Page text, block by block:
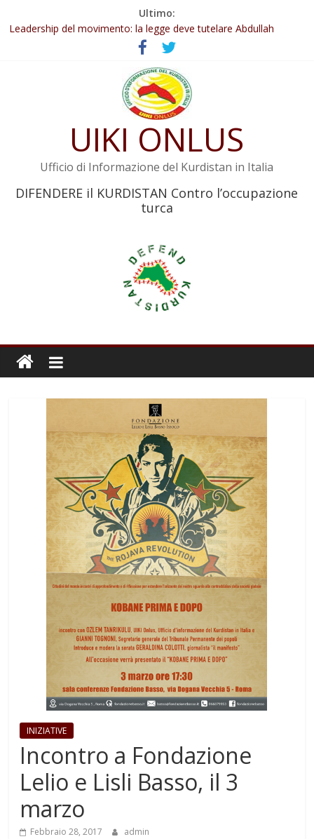
Ultimo:
Abdullah Öcalan: Le legge negativa deve essere trasformata in
Leadership del movimento: la legge deve tutelare Abdullah
Öcalan e l’intero movimento
Commissione donne del KNK: Şengal è di nuovo sotto minaccia
Non tenere conto della situazione di Rêber Apo ostacolerebbe
Il KNK chiede un’azione internazionale contro i crimini di guerra
UIKI ONLUS
Ufficio di Informazione del Kurdistan in Italia
DIFENDERE il KURDISTAN Contro l’occupazione
turca
INIZIATIVE
Incontro a Fondazione
Lelio e Lisli Basso, il 3
marzo
Febbraio 28, 2017 admin